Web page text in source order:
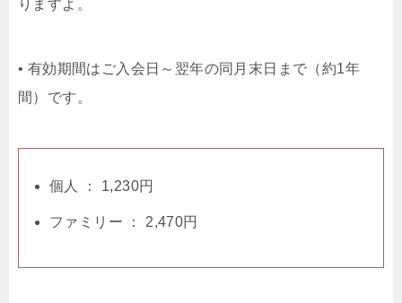
りますよ。
• 有効期間はご入会日～翌年の同月末日まで（約1年
間）です。
個人 ： 1,230円
ファミリー ： 2,470円